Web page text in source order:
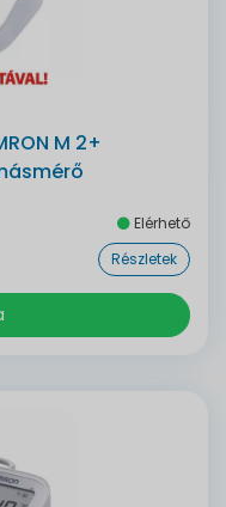
M 2+
Elérhető
Részletek